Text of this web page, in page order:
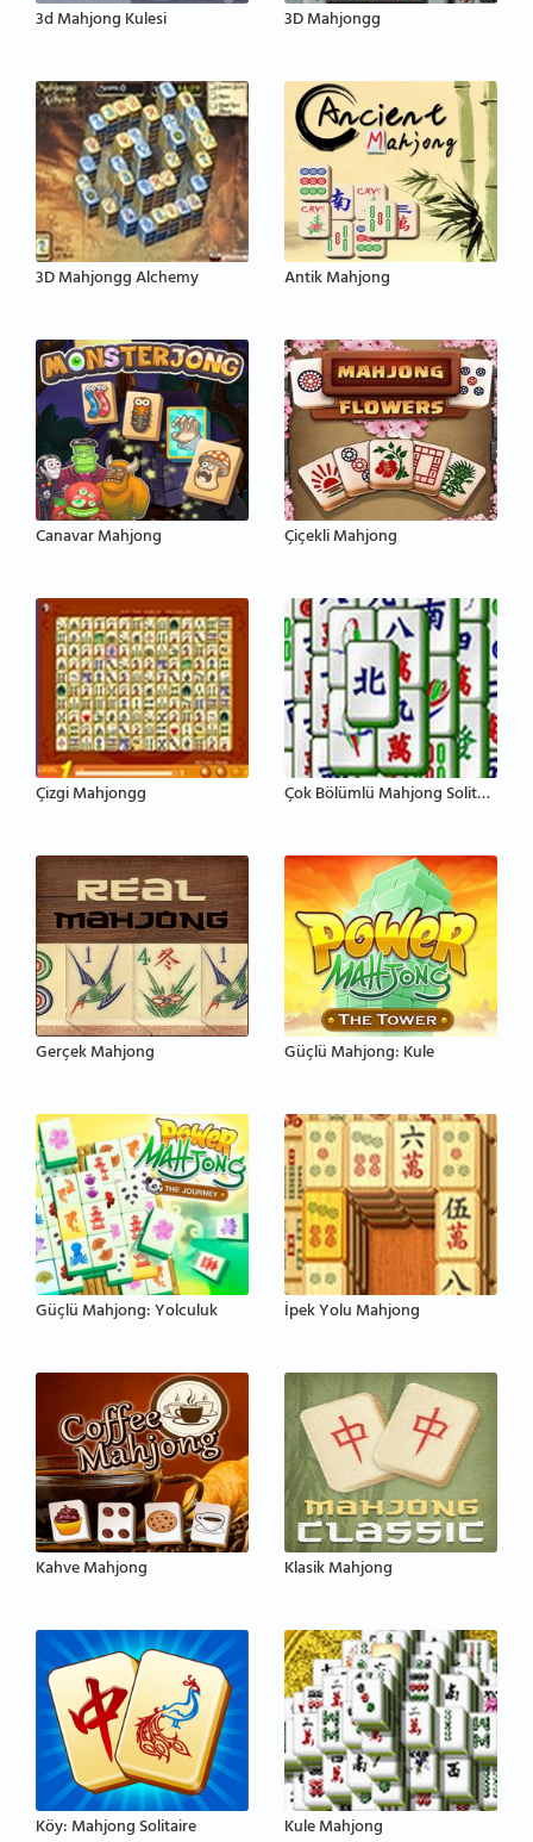
3d Mahjong Kulesi 3D Mahjongg
3D Mahjongg Alchemy Antik Mahjong
Canavar Mahjong Çiçekli Mahjong
Çizgi Mahjongg Çok Bölümlü Mahjong Solitaire
Gerçek Mahjong Güçlü Mahjong: Kule
Güçlü Mahjong: Yolculuk İpek Yolu Mahjong
Kahve Mahjong Klasik Mahjong
Köy: Mahjong Solitaire Kule Mahjong